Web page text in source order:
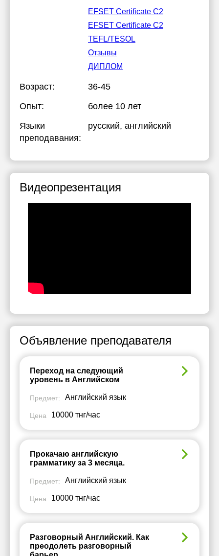
EFSET Certificate C2
EFSET Certificate C2
TEFL/TESOL
Отзывы
ДИПЛОМ
Возраст:
36-45
Опыт:
более 10 лет
Языки
преподавания:
русский, английский
Видеопрезентация
Объявление преподавателя
Переход на следующий
уровень в Английском
Предмет: Английский язык
Цена 10000 тнг/час
Прокачаю английскую
грамматику за 3 месяца.
Предмет: Английский язык
Цена 10000 тнг/час
Разговорный Английский. Как
преодолеть разговорный